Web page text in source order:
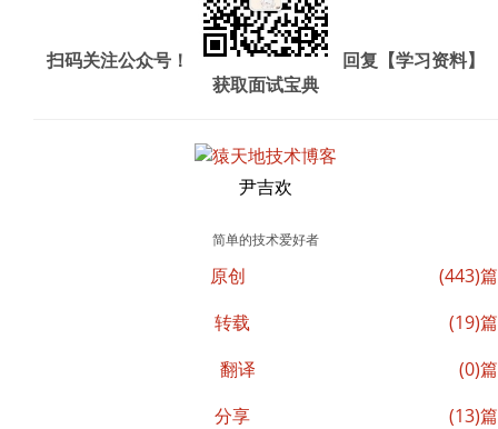
扫码关注公众号！
回复【学习资料】
获取面试宝典
尹吉欢
简单的技术爱好者
原创
(443)篇
转载
(19)篇
翻译
(0)篇
分享
(13)篇